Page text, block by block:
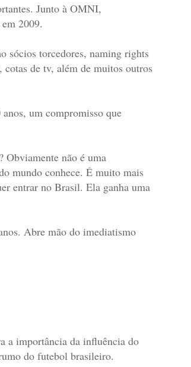
Junto à OMNI,
2009.
sócios torcedores, naming rights
cotas de tv, além de muitos outros
um compromisso que
Obviamente não é uma
mundo conhece. É muito mais
entrar no Brasil. Ela ganha uma
Abre mão do imediatismo
a importância da influência do
do futebol brasileiro.